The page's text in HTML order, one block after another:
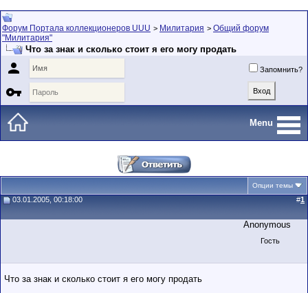
Форум Портала коллекционеров UUU > Милитария > Общий форум
"Милитария"
Что за знак и сколько стоит я его могу продать
 Запомнить?

Menu
Опции темы
03.01.2005, 00:18:00 #1
Anonymous
Гость
Что за знак и сколько стоит я его могу продать